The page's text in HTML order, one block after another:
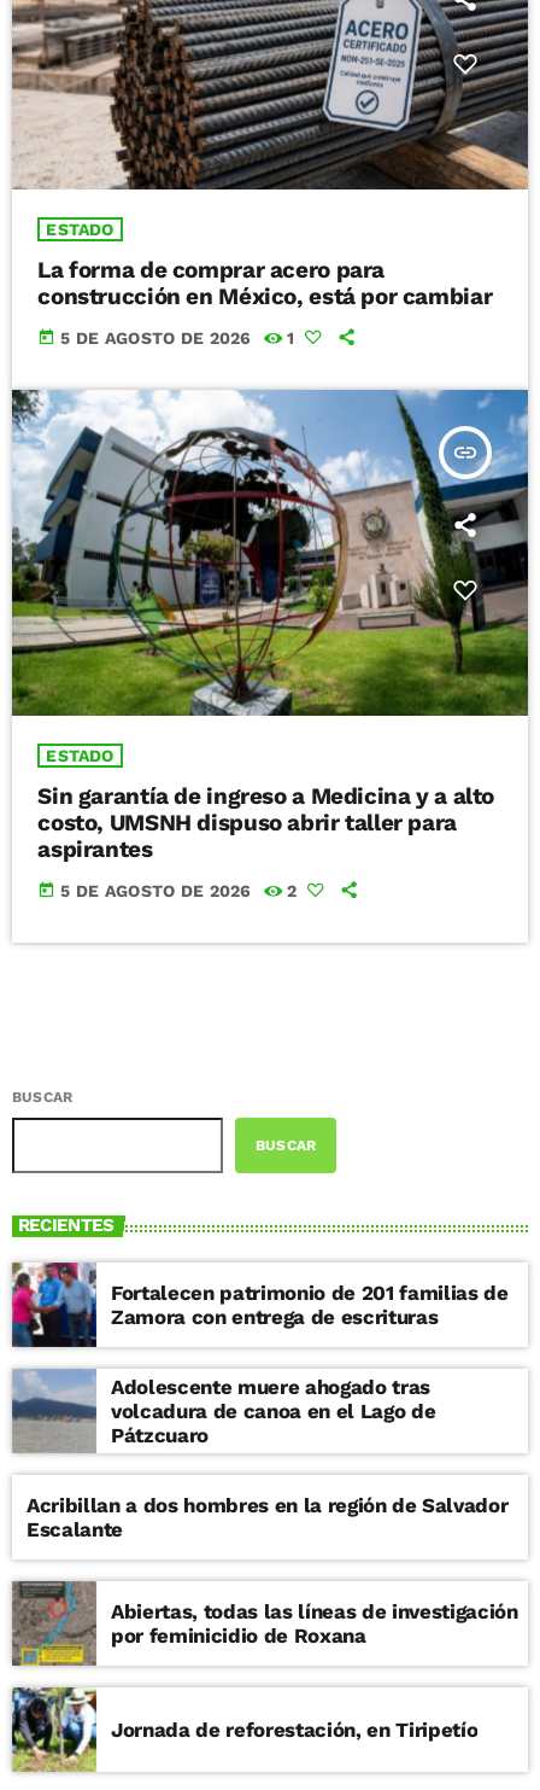
ESTADO
La forma de comprar acero para
construcción en México, está por cambiar
today 5 DE AGOSTO DE 2026 1
insert_link
ESTADO
Sin garantía de ingreso a Medicina y a alto
costo, UMSNH dispuso abrir taller para
aspirantes
today 5 DE AGOSTO DE 2026 2
BUSCAR
BUSCAR
RECIENTES
Fortalecen patrimonio de 201 familias de
Zamora con entrega de escrituras
Adolescente muere ahogado tras
volcadura de canoa en el Lago de
Pátzcuaro
Acribillan a dos hombres en la región de Salvador
Escalante
Abiertas, todas las líneas de investigación
por feminicidio de Roxana
Jornada de reforestación, en Tiripetío